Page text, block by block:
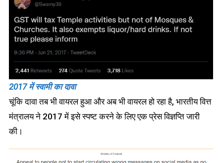
2017 में स्वामी का दावा
चूंकि दावा तब भी वायरल हुआ और अब भी वायरल हो रहा है, भारतीय वित्त
मंत्रालय ने 2017 में इसे स्पष्ट करने के लिए एक प्रेस विज्ञप्ति जारी
की।